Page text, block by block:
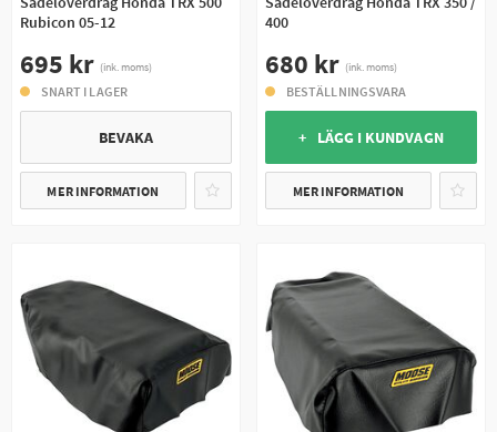
Rubicon 05-12
695 kr (ink. moms)
SNART I LAGER
BEVAKA
MER INFORMATION
400
680 kr (ink. moms)
BESTÄLLNINGSVARA
+ LÄGG I KUNDVAGN
MER INFORMATION